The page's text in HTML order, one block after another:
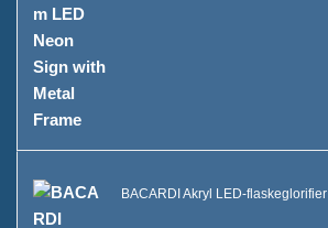
BACARDI Akryl LED-flaskeglorifier